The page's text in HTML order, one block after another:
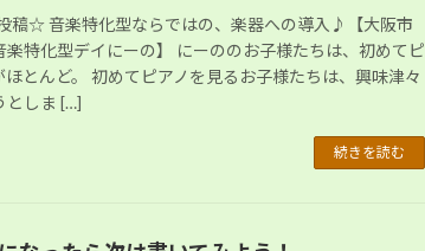
稿☆ 音楽特化型ならではの、楽器への導入♪【大阪市
楽特化型デイにーの】 にーののお子様たちは、初めてピ
ほとんど。 初めてピアノを見るお子様たちは、興味津々
としま […]
続きを読む